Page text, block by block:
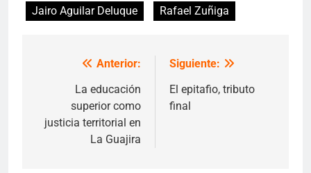
Jairo Aguilar Deluque
Rafael Zuñiga
Navegación
entradas
Anterior:
La educación
superior como
justicia territorial en
La Guajira
Siguiente:
El epitafio, tributo
final